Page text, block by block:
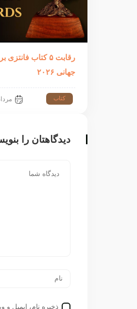
رقابت ۵ کتاب
جهانی ۲۰۲۶
کتاب مرداد 14,
دیدگاهتان را
ذخیره نام، ایمیل و